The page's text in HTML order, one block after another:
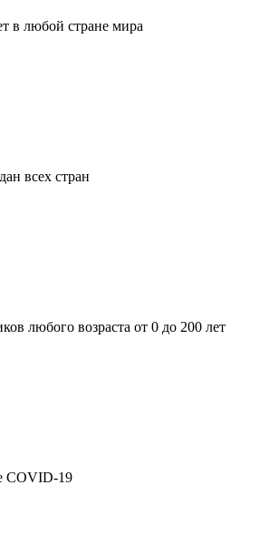
в любой стране мира
всех стран
любого возраста от 0 до 200 лет
COVID-19